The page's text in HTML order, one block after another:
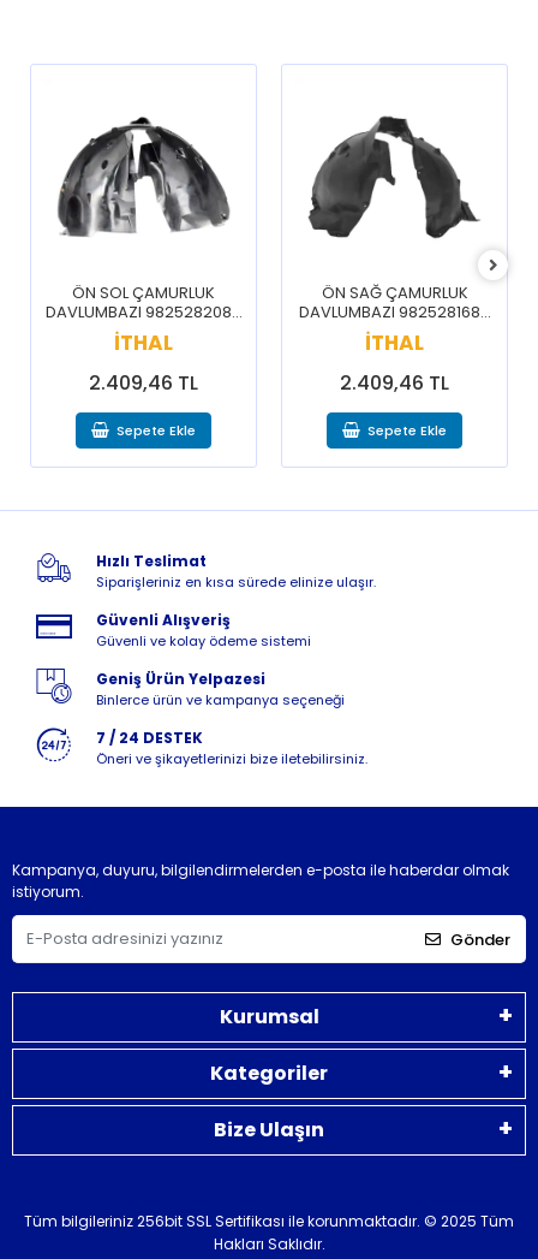
ÖN SOL ÇAMURLUK
DAVLUMBAZI 9825282080
/ 3008 5008 16-20
İTHAL
2.409,46 TL
Sepete Ekle
ÖN SAĞ ÇAMURLUK
DAVLUMBAZI 9825281680
/ 3008 5008 16-20
İTHAL
2.409,46 TL
Sepete Ekle
Hızlı Teslimat
Siparişleriniz en kısa sürede elinize ulaşır.
Güvenli Alışveriş
Güvenli ve kolay ödeme sistemi
Geniş Ürün Yelpazesi
Binlerce ürün ve kampanya seçeneği
7 / 24 DESTEK
Öneri ve şikayetlerinizi bize iletebilirsiniz.
Kampanya, duyuru, bilgilendirmelerden e-posta ile haberdar olmak
istiyorum.
Gönder
Kurumsal
Kategoriler
Bize Ulaşın
Tüm bilgileriniz 256bit SSL Sertifikası ile korunmaktadır. © 2025 Tüm
Hakları Saklıdır.